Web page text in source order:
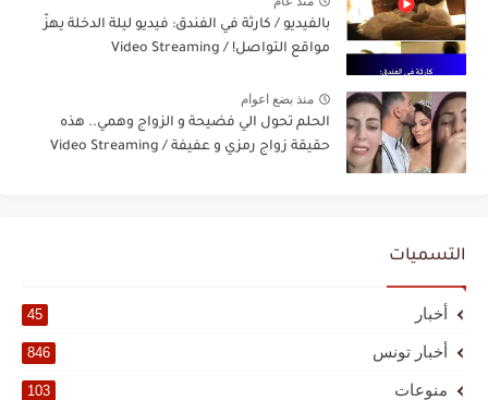
بالفيديو / كارثة في الفندق: فيديو ليلة الدخلة يهزّ
مواقع التواصل! / Video Streaming
منذ بضع اعوام
الحلم تحول الي فضيحة و الزواج وهمي.. هذه
حقيقة زواج رمزي و عفيفة / Video Streaming
التسميات
أخبار 45
أخبار تونس 846
منوعات 103